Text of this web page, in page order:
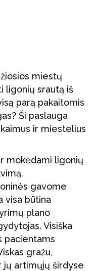
miestų
ligonių srautą iš
parą pakaitomis
Ši paslauga
ir miestelius
mokėdami ligonių
gavome
visa būtina
plano
Visiška
pacientams
gražu,
jų artimųjų širdyse